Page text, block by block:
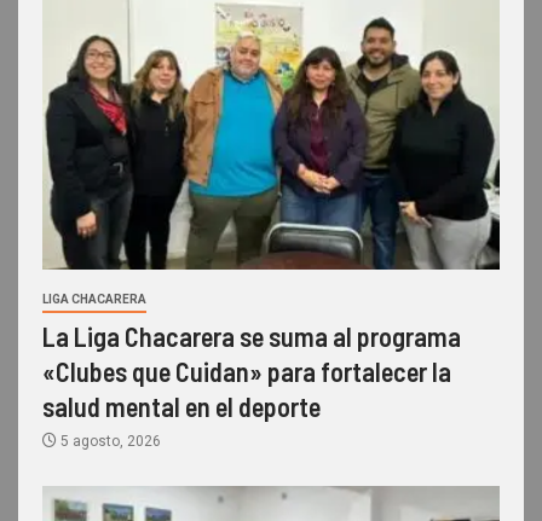
LIGA CHACARERA
La Liga Chacarera se suma al programa
«Clubes que Cuidan» para fortalecer la
salud mental en el deporte
5 agosto, 2026